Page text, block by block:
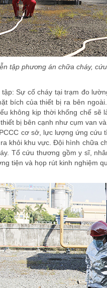
tập phương án chữa cháy,
Sự cố cháy tại trạm đo
bích của thiết bị ra bên
không kịp thời khống chế
bị bên cạnh như cụm van
cơ sở, lực lượng ứng
khỏi khu vực. Đội hình chữa
Tổ cứu thương gồm y sĩ,
tiện và họp rút kinh nghiệm